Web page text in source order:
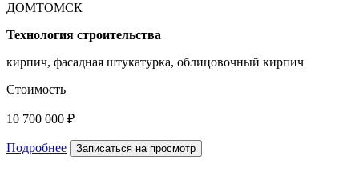
ДОМТОМСК
Технология строительства
кирпич, фасадная штукатурка, облицовочный кирпич
Стоимость
10 700 000 ₽
Подробнее Записаться на просмотр